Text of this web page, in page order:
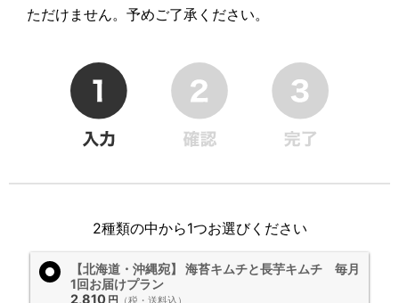
ただけません。予めご了承ください。